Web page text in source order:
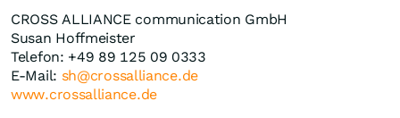
CROSS ALLIANCE communication GmbH
Susan Hoffmeister
Telefon: +49 89 125 09 0333
E-Mail: sh@crossalliance.de
www.crossalliance.de